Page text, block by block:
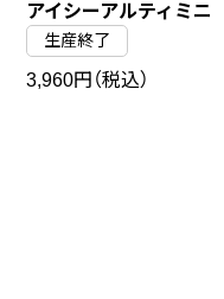
アイシーアルティミニ
生産終了
3,960円（税込）